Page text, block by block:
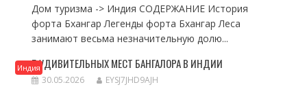
Дом туризма -> Индия СОДЕРЖАНИЕ История
форта Бхангар Легенды форта Бхангар Леса
занимают весьма незначительную долю...
Индия5 УДИВИТЕЛЬНЫХ МЕСТ БАНГАЛОРА В ИНДИИ
30.05.2026 EYSJ7JHD9AJH